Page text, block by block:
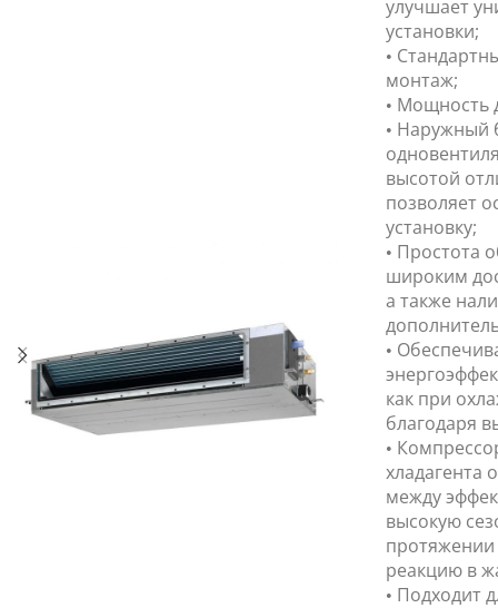
улучшает
установки;
•
монтаж;
• Мощность
• Наружный
высотой
позволяет
установку;
• Простота
широким
а также
•
как при
благодаря
•
хладагента
между
высокую
реакцию в
• Подходит